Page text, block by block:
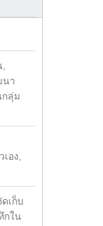
นา
ลุ่ม
อง,
ดเก็บ
กใน